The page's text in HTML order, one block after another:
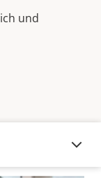
und